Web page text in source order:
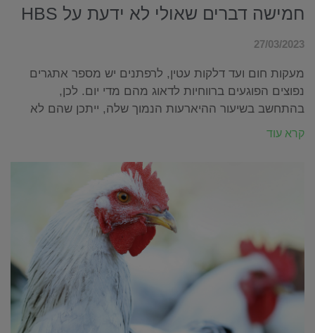
חמישה דברים שאולי לא ידעת על HBS
27/03/2023
מעקות חום ועד דלקות עטין, לרפתנים יש מספר אתגרים
נפוצים הפוגעים ברווחיות לדאוג מהם מדי יום. לכן,
בהתחשב בשיעור ההיארעות הנמוך שלה, ייתכן שהם לא
קרא עוד